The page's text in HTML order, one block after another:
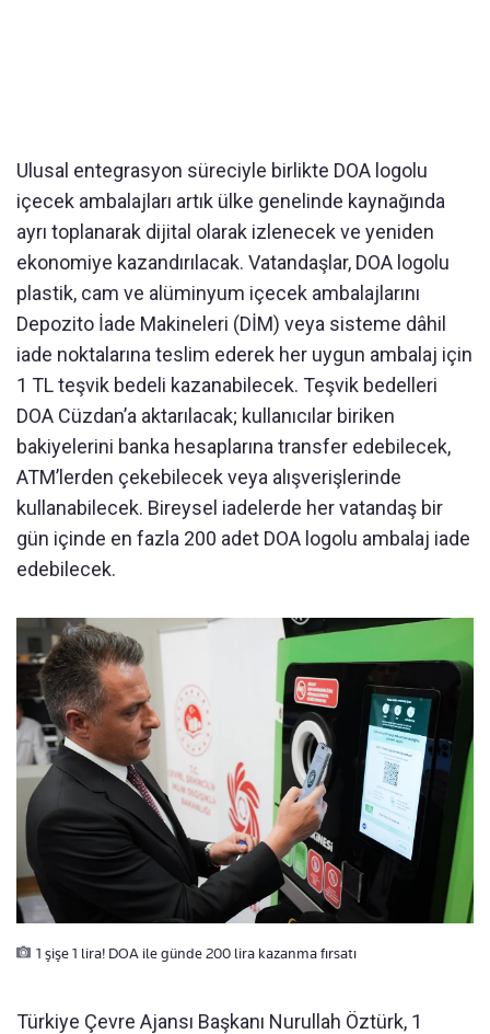
Ulusal entegrasyon süreciyle birlikte DOA logolu
içecek ambalajları artık ülke genelinde kaynağında
ayrı toplanarak dijital olarak izlenecek ve yeniden
ekonomiye kazandırılacak. Vatandaşlar, DOA logolu
plastik, cam ve alüminyum içecek ambalajlarını
Depozito İade Makineleri (DİM) veya sisteme dâhil
iade noktalarına teslim ederek her uygun ambalaj için
1 TL teşvik bedeli kazanabilecek. Teşvik bedelleri
DOA Cüzdan’a aktarılacak; kullanıcılar biriken
bakiyelerini banka hesaplarına transfer edebilecek,
ATM’lerden çekebilecek veya alışverişlerinde
kullanabilecek. Bireysel iadelerde her vatandaş bir
gün içinde en fazla 200 adet DOA logolu ambalaj iade
edebilecek.
1 şişe 1 lira! DOA ile günde 200 lira kazanma fırsatı
Türkiye Çevre Ajansı Başkanı Nurullah Öztürk, 1